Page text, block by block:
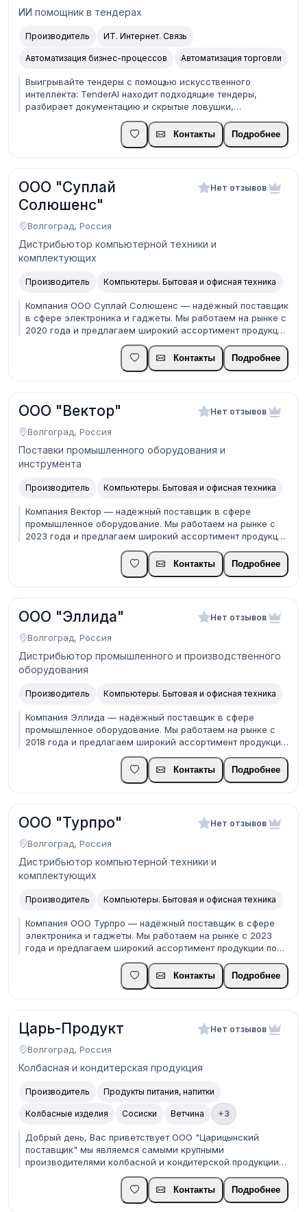
ИИ помощник в тендерах
Производитель ИТ. Интернет. Связь
Автоматизация бизнес-процессов Автоматизация торговли
Выигрывайте тендеры с помощью искусственного
интеллекта: TenderAI находит подходящие тендеры,
разбирает документацию и скрытые ловушки,
показывает, кто побеждает в торгах заказчика, и
рекомендует цену предложения. Вы участвуете только в
закупках, где реально можете победить.
Контакты Подробнее
ООО "Суплай
Солюшенс"
Волгоград, Россия
Нет отзывов
Дистрибьютор компьютерной техники и
комплектующих
Производитель Компьютеры. Бытовая и офисная техника
Компания ООО Суплай Солюшенс — надёжный поставщик
в сфере электроника и гаджеты. Мы работаем на рынке с
2020 года и предлагаем широкий ассортимент продукции
по конкурентным ценам: ноутбуки, смартфоны,
комплектующие, периферия и аксессуары. Наши
преимущества: • Прямые поставки от производителей •
Контакты Подробнее
ООО "Вектор"
Волгоград, Россия
Нет отзывов
Поставки промышленного оборудования и
инструмента
Производитель Компьютеры. Бытовая и офисная техника
Компания Вектор — надёжный поставщик в сфере
промышленное оборудование. Мы работаем на рынке с
2023 года и предлагаем широкий ассортимент продукции
для производственных предприятий и мастерских. Наши
преимущества: • Прямые поставки от производителей •
Гибкая ценовая политика для оптовых покупателей ...
Контакты Подробнее
ООО "Эллида"
Волгоград, Россия
Нет отзывов
Дистрибьютор промышленного и производственного
оборудования
Производитель Компьютеры. Бытовая и офисная техника
Компания Эллида — надёжный поставщик в сфере
промышленное оборудование. Мы работаем на рынке с
2018 года и предлагаем широкий ассортимент продукции
для производственных предприятий и мастерских. Наши
преимущества: • Прямые поставки от производителей •
Гибкая ценовая политика для оптовых покупателей ...
Контакты Подробнее
ООО "Турпро"
Волгоград, Россия
Нет отзывов
Дистрибьютор компьютерной техники и
комплектующих
Производитель Компьютеры. Бытовая и офисная техника
Компания ООО Турпро — надёжный поставщик в сфере
электроника и гаджеты. Мы работаем на рынке с 2023
года и предлагаем широкий ассортимент продукции по
конкурентным ценам: ноутбуки, смартфоны,
комплектующие, периферия и аксессуары. Наши
преимущества: • Прямые поставки от производителей •
Контакты Подробнее
Царь-Продукт
Волгоград, Россия
Нет отзывов
Колбасная и кондитерская продукция
Производитель Продукты питания, напитки
Колбасные изделия Сосиски Ветчина +3
Добрый день, Вас приветствует ООО "Царицынский
поставщик" мы являемся самыми крупными
производителями колбасной и кондитерской продукции в
ЮФО. Огромное внимание мы уделяем на изготовление
продукции СТМ. Готовы произвести по Вашему ТЗ, и
отправить на дегустацию продукцию на которую у вас
Контакты Подробнее